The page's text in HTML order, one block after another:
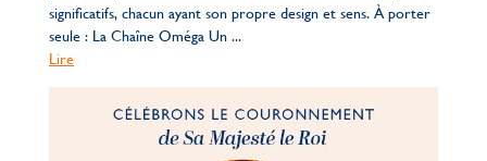
significatifs, chacun ayant son propre design et sens. À porter
seule : La Chaîne Oméga Un ...
Lire